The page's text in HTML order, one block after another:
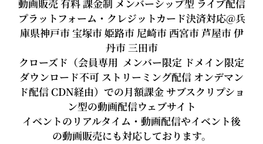
動画販売 有料 課金制 メンバーシップ型 ライブ配信
プラットフォーム・クレジットカード決済対応@兵
庫県神戸市 宝塚市 姫路市 尼崎市 西宮市 芦屋市 伊
丹市 三田市
クローズド（会員専用 メンバー限定 ドメイン限定
ダウンロード不可 ストリーミング配信 オンデマン
ド配信 CDN経由）での月額課金 サブスクリプショ
ン型の動画配信ウェブサイト
イベントのリアルタイム・動画配信やイベント後
の動画販売にも対応しております。